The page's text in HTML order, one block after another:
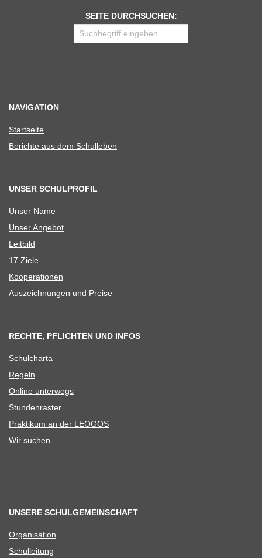
SEITE DURCHSUCHEN:
NAVIGATION
Start­seite
Berichte aus dem Schulleben
UNSER SCHULPROFIL
Unser Name
Unser Ange­bot
Leit­bild
17 Ziele
Koope­ra­tio­nen
Aus­zeich­nun­gen und Preise
RECHTE, PFLICHTEN UND INFOS
Schul­charta
Regeln
Online unter­wegs
Stun­den­ras­ter
Prak­ti­kum an der LEOGOS
Wir suchen
UNSERE SCHULGEMEINSCHAFT
Orga­ni­sa­tion
Schul­lei­tung